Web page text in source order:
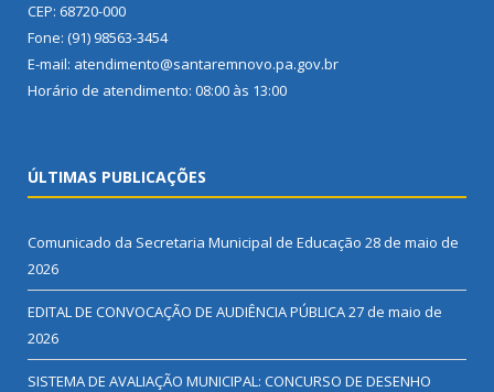
CEP: 68720-000
Fone: (91) 98563-3454
E-mail: atendimento@santaremnovo.pa.gov.br
Horário de atendimento: 08:00 às 13:00
ÚLTIMAS PUBLICAÇÕES
Comunicado da Secretaria Municipal de Educação 28 de maio de
2026
EDITAL DE CONVOCAÇÃO DE AUDIÊNCIA PÚBLICA27 de maio de
2026
SISTEMA DE AVALIAÇÃO MUNICIPAL: CONCURSO DE DESENHO